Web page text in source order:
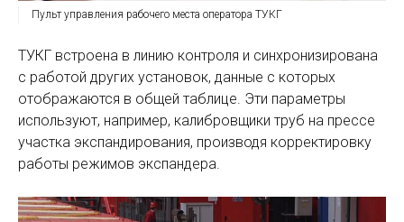
Пульт управления рабочего места оператора ТУКГ
ТУКГ встроена в линию контроля и синхронизирована
с работой других установок, данные с которых
отображаются в общей таблице. Эти параметры
используют, например, калибровщики труб на прессе
участка экспандирования, производя корректировку
работы режимов экспандера.